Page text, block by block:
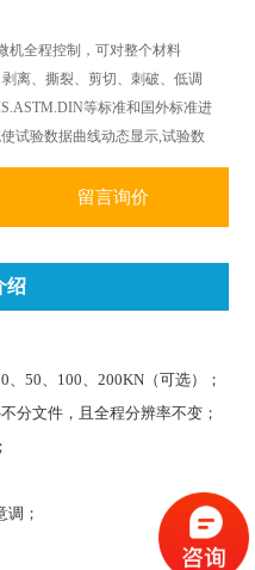
机全程控制，可对整个材料
离、撕裂、剪切、刺破、低调
等标准和国外标准进
试验数据曲线动态显示,试验数
松.随时随地都可以进行曲线遍
.
留言询价
绍
50、100、200KN（可选）；
分文件，且全程分辨率不变；
调；